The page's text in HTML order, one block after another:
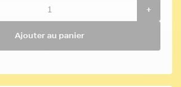
+
Ajouter au panier